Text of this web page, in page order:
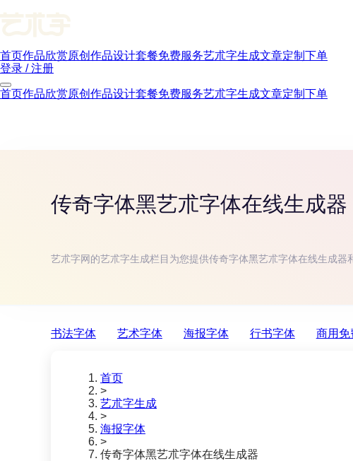
首页作品欣赏原创作品设计套餐免费服务艺朮字生成文章定制下单
登录 / 注册
首页作品欣赏原创作品设计套餐免费服务艺朮字生成文章定制下单
传奇字体黑艺朮字体在线生成器
艺朮字网的艺朮字生成栏目为您提供传奇字体黑艺朮字体在线生成器
书法字体 艺术字体 海报字体 行书字体 商用免
首页
>
艺朮字生成
>
海报字体
>
传奇字体黑艺朮字体在线生成器